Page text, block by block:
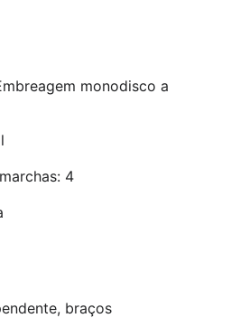
monodisco a
4
braços